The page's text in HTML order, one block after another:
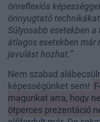
önreflexiós
önnyugtató
Súlyosabb esetekben
átlagos esetekben már
javulást hozhat.”
Nem szabad
képességünket sem!
magunkat arra, hogy
ötperces prezentáció